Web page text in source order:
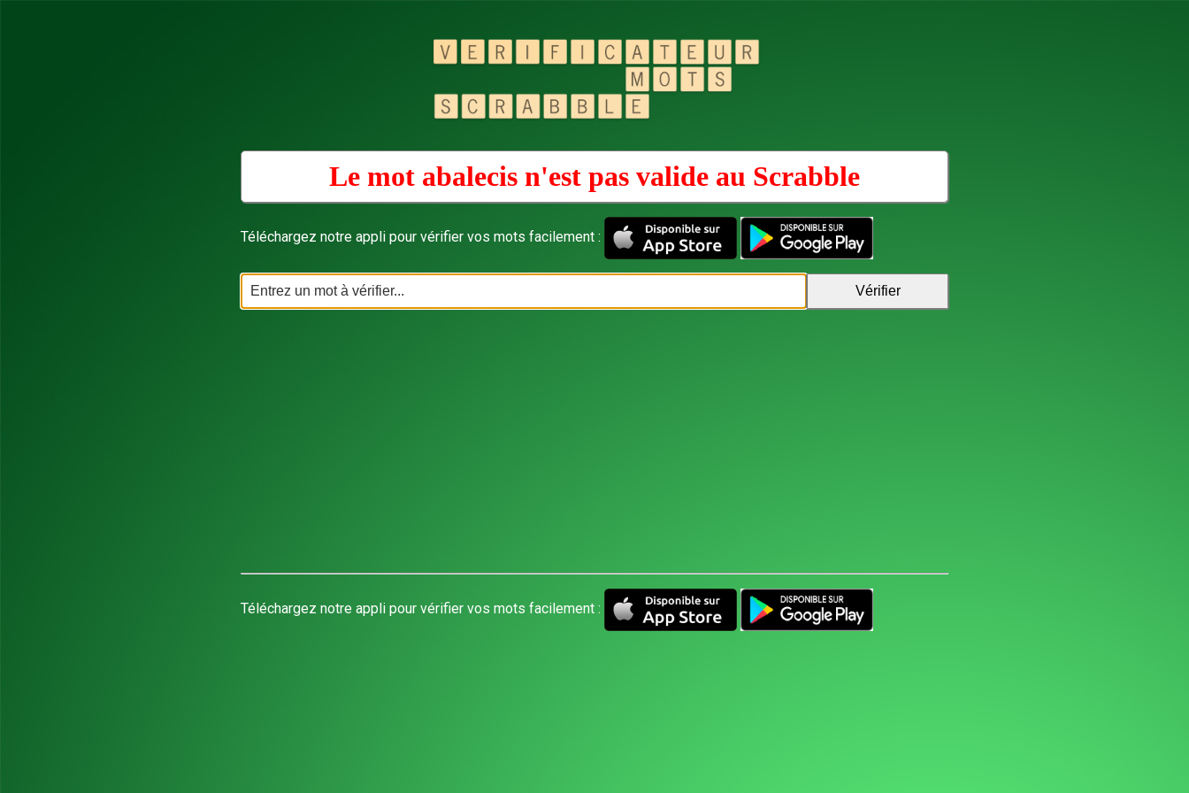
Le mot abalecis n'est pas valide au Scrabble
Téléchargez notre appli pour vérifier vos mots facilement :
Téléchargez notre appli pour vérifier vos mots facilement :